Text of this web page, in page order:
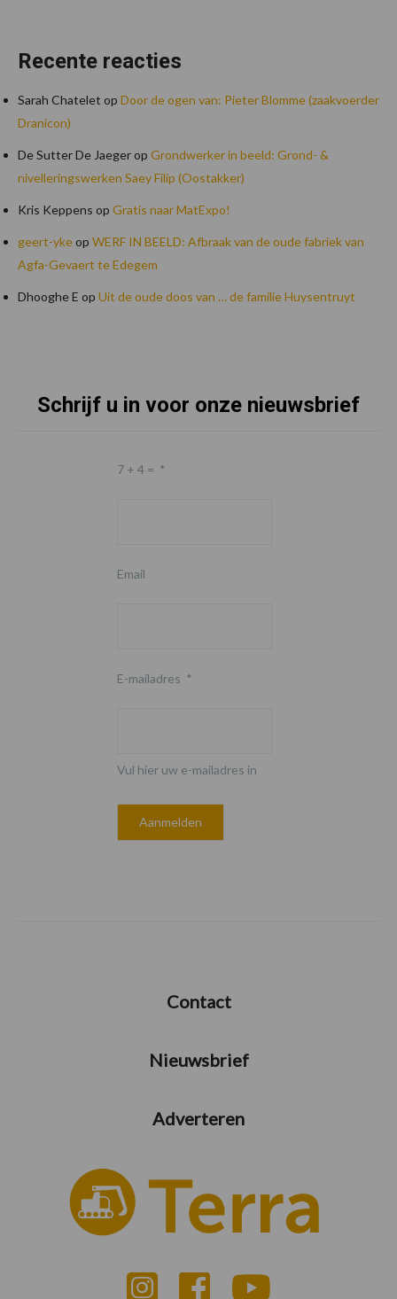
Recente reacties
Sarah Chatelet op Door de ogen van: Pieter Blomme (zaakvoerder
Dranicon)
De Sutter De Jaegerop Grondwerker in beeld: Grond- &
nivelleringswerken Saey Filip (Oostakker)
Kris Keppens op Gratis naar MatExpo!
geert-ykeop WERF IN BEELD: Afbraak van de oude fabriek van
Agfa-Gevaert te Edegem
Dhooghe E op Uit de oude doos van … de familie Huysentruyt
FooterSchrijf u in voor onze nieuwsbrief
7 + 4 = *
Email
E-mailadres *
Vul hier uw e-mailadres in
Contact
Nieuwsbrief
Adverteren